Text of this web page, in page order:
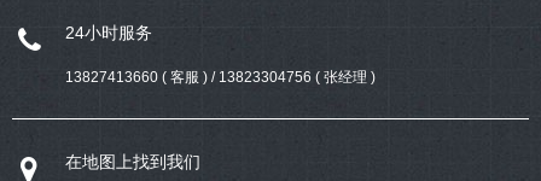
24小时服务
13827413660 ( 客服 ) / 13823304756 ( 张经理 )
在地图上找到我们